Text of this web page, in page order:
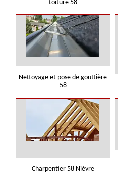
toiture 58
Nettoyage et pose de gouttière
58
Charpentier 58 Nièvre